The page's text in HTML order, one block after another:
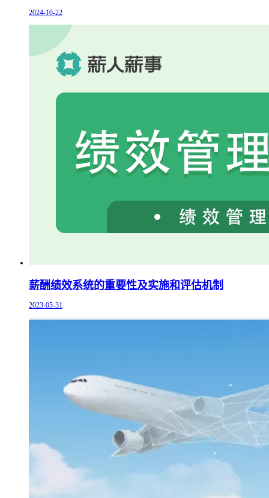
2024-10-22
薪酬绩效系统的重要性及实施和评估机制
2023-05-31